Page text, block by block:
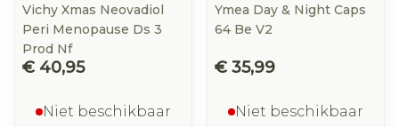
Vichy Xmas Neovadiol
Peri Menopause Ds 3
Prod Nf
€ 40,95
Niet beschikbaar
Ymea Day & Night Caps
64 Be V2
€ 35,99
Niet beschikbaar